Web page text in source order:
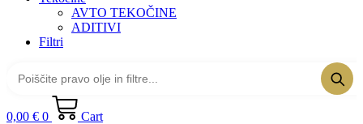
AVTO TEKOČINE
ADITIVI
Filtri
0,00 € 0 Cart